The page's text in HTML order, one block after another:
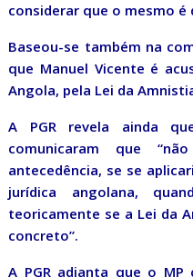
considerar que o mesmo é
Baseou-se também na
que Manuel Vicente é
Angola, pela Lei da
A PGR revela ainda
comunicaram que
antecedência, se se
jurídica angolana,
teoricamente se a Lei da
concreto”.
A PGR adianta que o